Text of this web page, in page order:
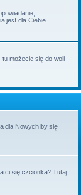
jest dla Ciebie.
możecie się do woli
dla Nowych by się
ci się czcionka? Tutaj